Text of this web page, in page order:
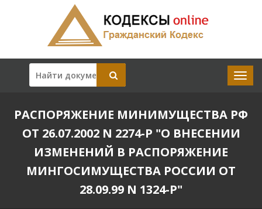
РАСПОРЯЖЕНИЕ МИНИМУЩЕСТВА РФ
ОТ 26.07.2002 N 2274-Р "О ВНЕСЕНИИ
ИЗМЕНЕНИЙ В РАСПОРЯЖЕНИЕ
МИНГОСИМУЩЕСТВА РОССИИ ОТ
28.09.99 N 1324-Р"